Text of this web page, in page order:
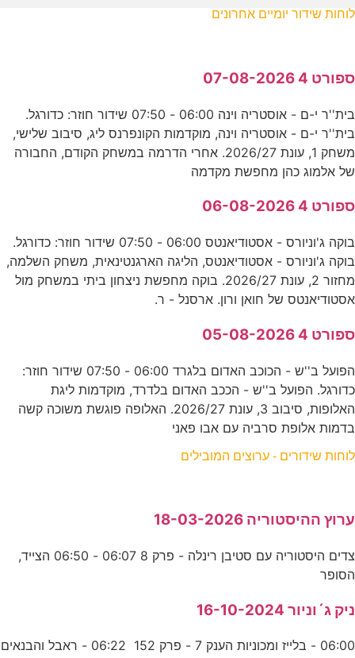
לוחות שידור יומיים אחרונים
ספורט 4 07-08-2026
בית''ר י-ם - אוסטריה וינה 06:00 - 07:50 שידור חוזר: כדורגל.
בית''ר י-ם - אוסטריה וינה, מוקדמות הקונפרנס ליג, סיבוב שלישי,
משחק 1, עונת 2026/27. אחרי הדרמה במשחק הקודם, החבורה
של אלמוג כהן מחפשת מקדמה
ספורט 4 06-08-2026
בוקה ג'וניורס - אסטודיאנטס 06:00 - 07:50 שידור חוזר: כדורגל.
בוקה ג'וניורס - אסטודיאנטס, הליגה הארגנטינאית, משחק השלמה,
מחזור 2, עונת 2026/27. בוקה מחפשת ניצחון ביתי במשחק מול
אסטודיאנטס של חואן ורון. ארסנל - ר.
ספורט 4 05-08-2026
הפועל ב''ש - הכוכב האדום בלגרד 06:00 - 07:50 שידור חוזר:
כדורגל. הפועל ב''ש - הככב האדום בלדרד, מוקדמות ליגת
האלופות, סיבוב 3, עונת 2026/27. האלופה פוגשת משוכה קשה
בדמות אלופת סרביה עם אבו פאני
לוחות שידורים - ערוצים המובילים
ערוץ ההיסטוריה 18-03-2026
צדים היסטוריה עם סטיבן רינלה - פרק 8 06:07 - 06:50 הצייד,
הסופר
ניק ג´וניור 16-10-2024
06:00 - בלייז ומכוניות הענק 7 - פרק 152 06:22 - ראבל והבנאים